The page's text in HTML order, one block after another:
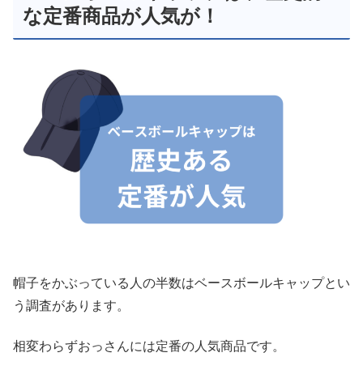
な定番商品が人気が！
帽子をかぶっている人の半数はベースボールキャップとい
う調査があります。
相変わらずおっさんには定番の人気商品です。